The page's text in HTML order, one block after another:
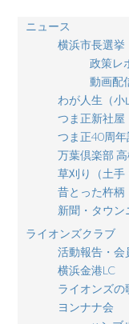
ニュース
横浜市長選挙
政策レ
動画配
わが人生（小
つま正新社屋
つま正40周年
万葉倶楽部
草刈り（土手
昔とった杵柄
新聞・タウン
ライオンズクラブ
活動報告・会
横浜金港LC
ライオンズの
ヨンナナ会